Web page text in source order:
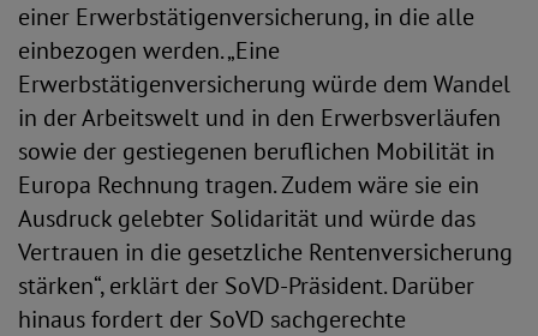
einer Erwerbstätigenversicherung, in die alle
einbezogen werden. „Eine
Erwerbstätigenversicherung würde dem Wandel
in der Arbeitswelt und in den Erwerbsverläufen
sowie der gestiegenen beruflichen Mobilität in
Europa Rechnung tragen. Zudem wäre sie ein
Ausdruck gelebter Solidarität und würde das
Vertrauen in die gesetzliche Rentenversicherung
stärken“, erklärt der SoVD-Präsident. Darüber
hinaus fordert der SoVD sachgerechte